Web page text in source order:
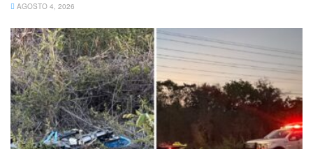
Te recomendamos leer:Identifican cuerpo hallado en
cuartería de la Sm 68 de Cancún; fue asesinado
Los policías solicitaron a los tripulantes descender del
vehículo y tras una inspección de seguridad encontraron 2
AGOSTO 4, 2026